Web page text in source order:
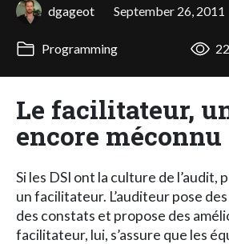
dgageot September 26, 2011
Programming
Le facilitateur,
encore méconnu
Si les DSI ont la culture de l’audit,
un facilitateur. L’auditeur pose
des constats et propose des
facilitateur, lui, s’assure que les